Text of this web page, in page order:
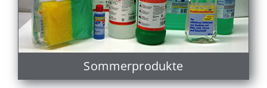
Sommerprodukte